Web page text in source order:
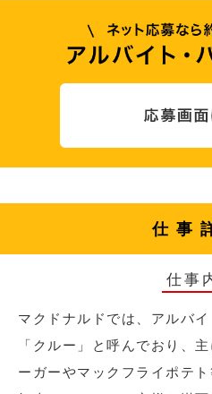
仕事
仕事
マクドナルドでは、アルバ
「クルー」と呼んでおり、
ーガーやマックフライポテ